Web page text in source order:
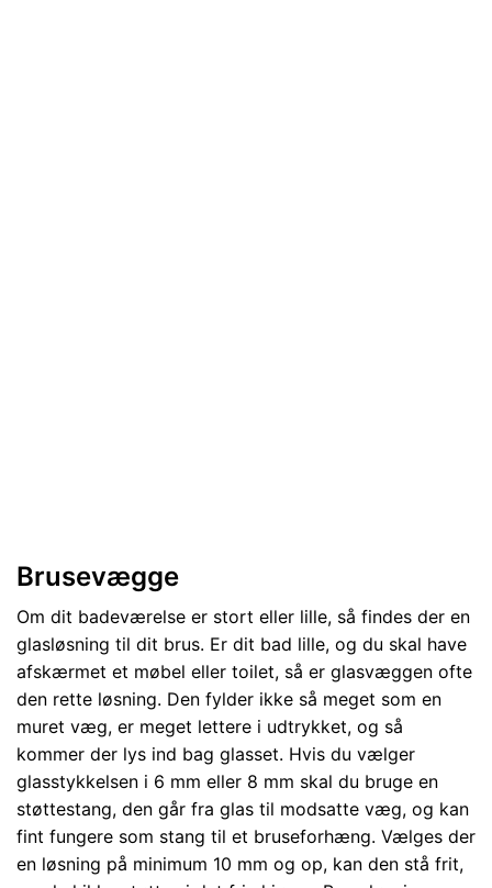
Brusevægge
Om dit badeværelse er stort eller lille, så findes der en
glasløsning til dit brus. Er dit bad lille, og du skal have
afskærmet et møbel eller toilet, så er glasvæggen ofte
den rette løsning. Den fylder ikke så meget som en
muret væg, er meget lettere i udtrykket, og så
kommer der lys ind bag glasset. Hvis du vælger
glasstykkelsen i 6 mm eller 8 mm skal du bruge en
støttestang, den går fra glas til modsatte væg, og kan
fint fungere som stang til et bruseforhæng. Vælges der
en løsning på minimum 10 mm og op, kan den stå frit,